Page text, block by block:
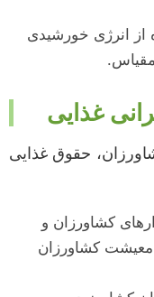
از انرژی خورشیدی
حقوق غذایی
کشاورزان و
معیشت کشاورزان